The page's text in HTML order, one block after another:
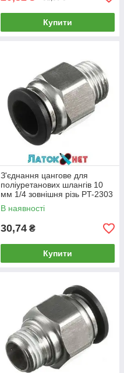
Купити
З'єднання цангове для
поліуретанових шлангів 10
мм 1/4 зовнішня різь PT-2303
Intertool
В наявності
30,74 ₴
Купити